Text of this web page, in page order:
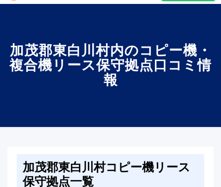
加茂郡東白川村内のコピー機・
複合機リース保守拠点口コミ情
報
加茂郡東白川村コピー機リース
保守拠点一覧